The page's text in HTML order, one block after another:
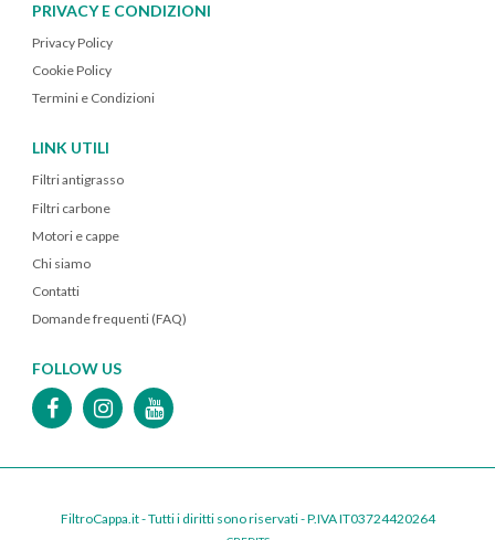
PRIVACY E CONDIZIONI
Privacy Policy
Cookie Policy
Termini e Condizioni
LINK UTILI
Filtri antigrasso
Filtri carbone
Motori e cappe
Chi siamo
Contatti
Domande frequenti (FAQ)
FOLLOW US
FiltroCappa.it - Tutti i diritti sono riservati - P.IVA IT03724420264